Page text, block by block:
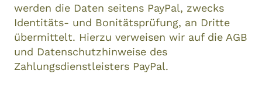
werden die Daten seitens PayPal, zwecks
Identitäts- und Bonitätsprüfung, an Dritte
übermittelt. Hierzu verweisen wir auf die AGB
und Datenschutzhinweise des
Zahlungsdienstleisters PayPal.